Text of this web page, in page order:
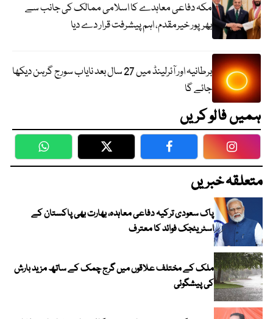
مکہ دفاعی معاہدے کا اسلامی ممالک کی جانب سے
بھرپور خیرمقدم، اہم پیشرفت قرار دے دیا
برطانیہ اور آئرلینڈ میں 27 سال بعد نایاب سورج گرہن دیکھا
جائے گا
ہمیں فالو کریں
WhatsApp Twitter Facebook
متعلقہ خبریں
پاک سعودی ترکیہ دفاعی معاہدہ، بھارت بھی پاکستان کے
اسٹریٹجک فوائد کا معترف
ملک کے مختلف علاقوں میں گرج چمک کے ساتھ مزید بارش
کی پیشگوئی